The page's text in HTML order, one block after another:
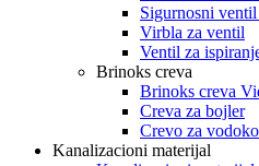
Sigurnosni
Virbla za ventil
Ventil za
Brinoks creva
Brinoks creva
Creva za bojler
Crevo za
Kanalizacioni materijal